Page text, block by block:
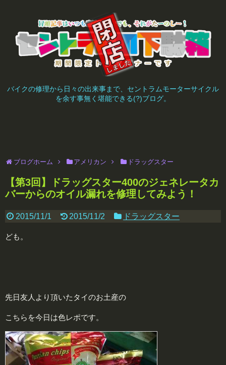
バイクの修理から日々の出来事まで、セントラムモーターサイクル
を余す事無く堪能できる(?)ブログ。
ブログホーム アメリカン ドラッグスター
【第3回】ドラッグスター400のジェネレータカ
バーからのオイル漏れを修理してみよう！
2015/11/1 2015/11/2 ドラッグスター
ども。
先日友人より頂いたタイのお土産の
こちらを今日は色レポです。